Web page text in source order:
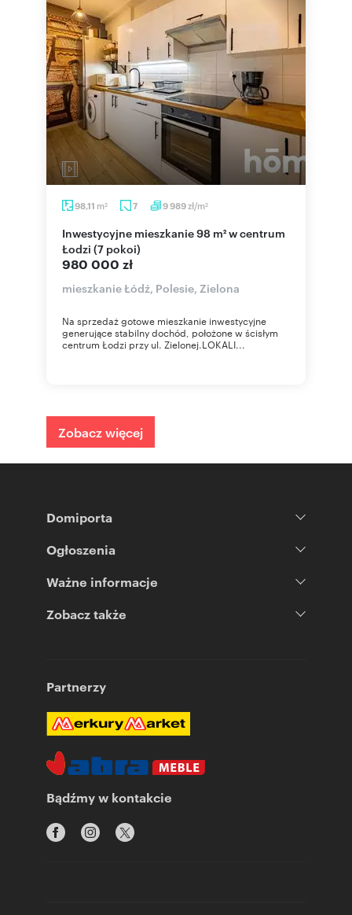
98,11 m2 7 9 989zł/m2
Inwestycyjne mieszkanie 98 m² w centrum
Łodzi (7 pokoi)
980 000 zł
mieszkanie Łódź, Polesie, Zielona
Na sprzedaż gotowe mieszkanie inwestycyjne
generujące stabilny dochód, położone w ścisłym
centrum Łodzi przy ul. Zielonej.LOKALI...
Zobacz więcej
Domiporta
Ogłoszenia
Ważne informacje
Zobacz także
Partnerzy
Bądźmy w kontakcie